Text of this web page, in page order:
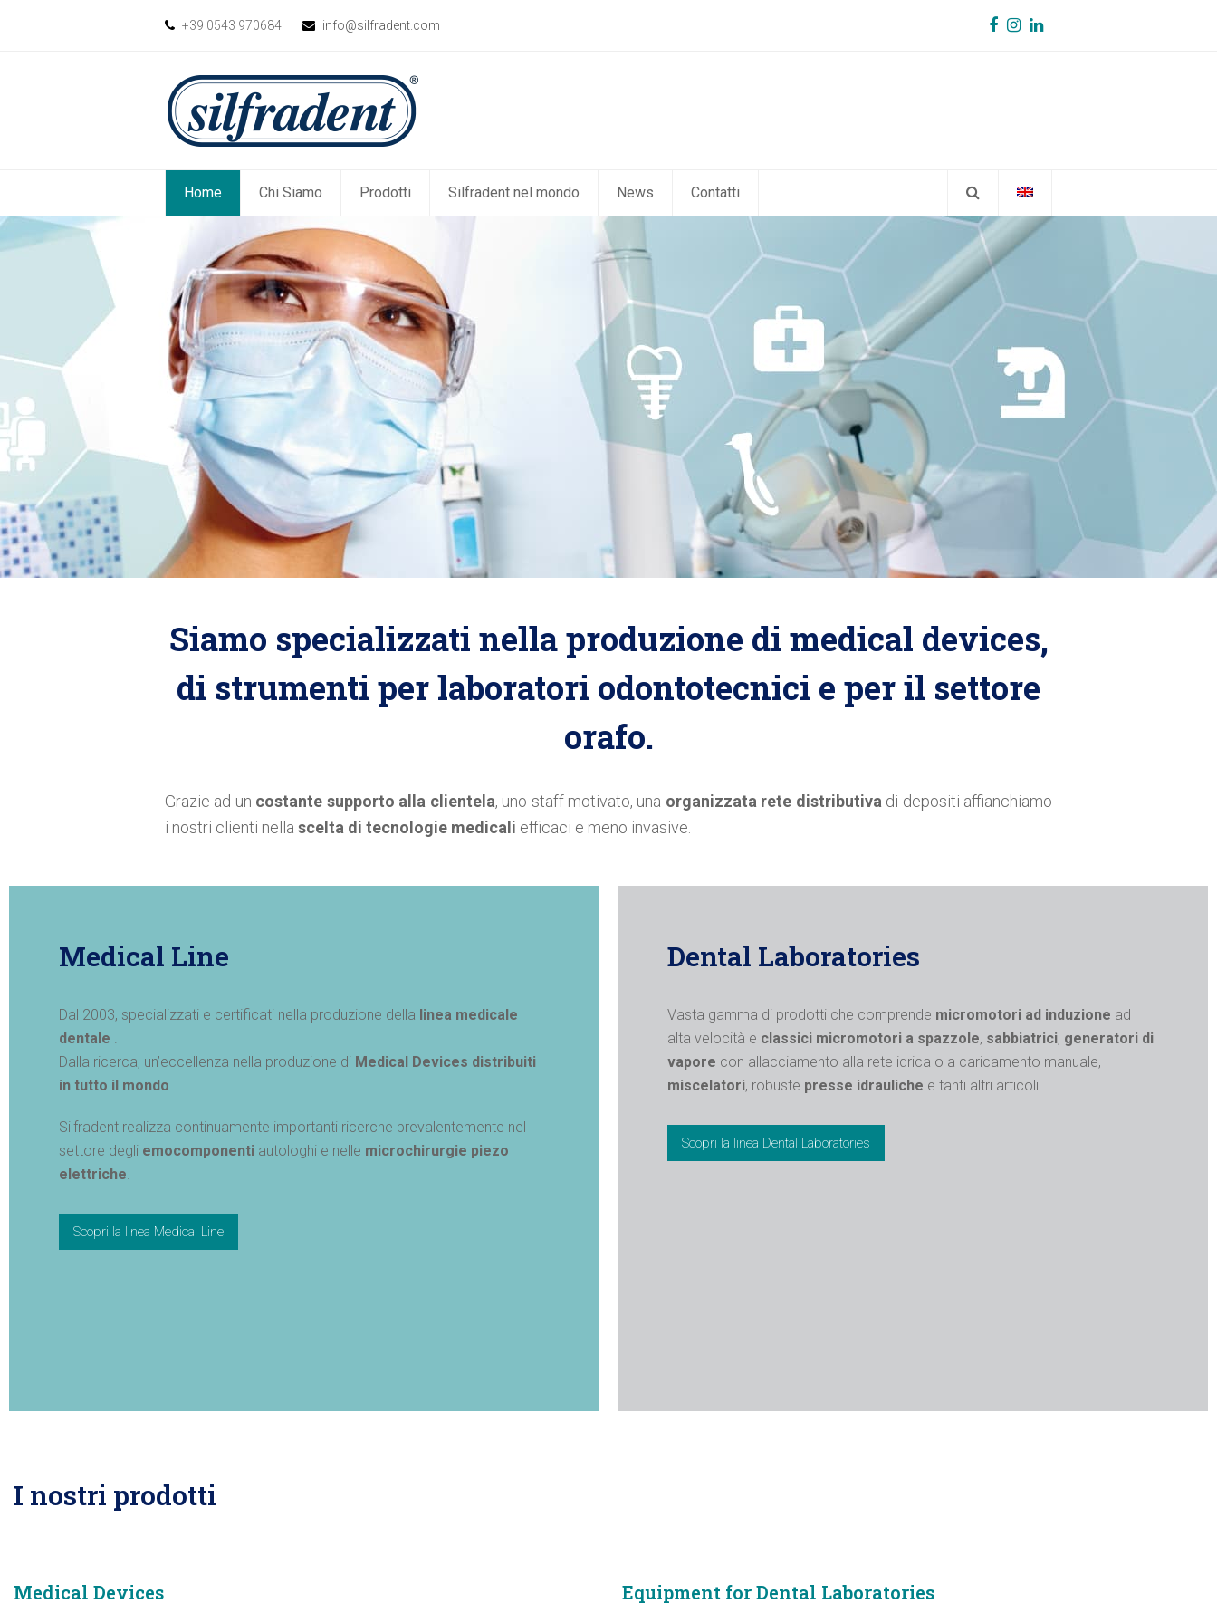
+39 0543 970684 info@silfradent.com Facebook
Instagram
LinkedIn
Home Chi Siamo Prodotti Silfradent nel mondo News Contatti
Siamo specializzati nella produzione di medical devices,
di strumenti per laboratori odontotecnici e per il settore
orafo.
Grazie ad un costante supporto alla clientela, uno staff motivato, una organizzata rete distributiva di depositi affianchiamo
i nostri clienti nella scelta di tecnologie medicali efficaci e meno invasive.
Medical Line
Dal 2003, specializzati e certificati nella produzione della linea medicale
dentale .
Dalla ricerca, un’eccellenza nella produzione di Medical Devices distribuiti
in tutto il mondo.
Silfradent realizza continuamente importanti ricerche prevalentemente nel
settore degli emocomponenti autologhi e nelle microchirurgie piezo
elettriche.
Scopri la linea Medical Line
Dental Laboratories
Vasta gamma di prodotti che comprende micromotori ad induzione ad
alta velocità e classici micromotori a spazzole, sabbiatrici, generatori di
vapore con allacciamento alla rete idrica o a caricamento manuale,
miscelatori, robuste presse idrauliche e tanti altri articoli.
Scopri la linea Dental Laboratories
I nostri prodotti
Medical Devices Equipment for Dental Laboratories